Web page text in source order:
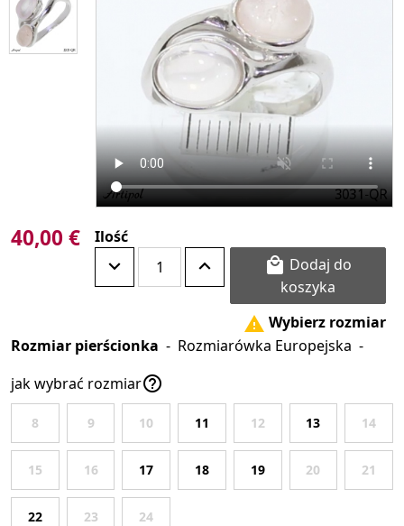
40,00 € Ilość

koszyka
 Wybierz rozmiar
Rozmiar pierścionka - Rozmiarówka Europejska -
jak wybrać rozmiar
8 9 10 11 12 13 14
15 16 17 18 19 20 21
22 23 24